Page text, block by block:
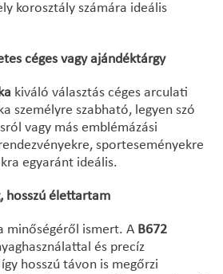
korosztály számára ideális
céges vagy ajándéktárgy
kiváló választás céges arculati
személyre szabható, legyen szó
vagy más emblémázási
sporteseményekre
egyaránt ideális.
hosszú élettartam
minőségéről ismert. A B672
és precíz
hosszú távon is megőrzi